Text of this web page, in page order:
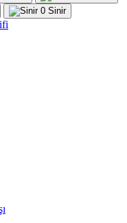
0 Sinir